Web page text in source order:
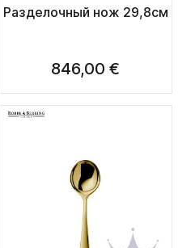
Разделочный нож 29,8см
846,00 €